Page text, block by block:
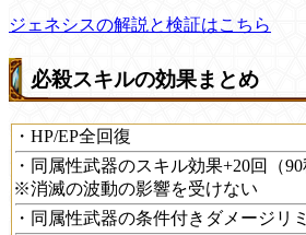
ジェネシスの解説と検証はこちら
必殺スキルの効果まとめ
・HP/EP全回復
・同属性武器のスキル効果+20回（90
※消滅の波動の影響を受けない
・同属性武器の条件付きダメージリ